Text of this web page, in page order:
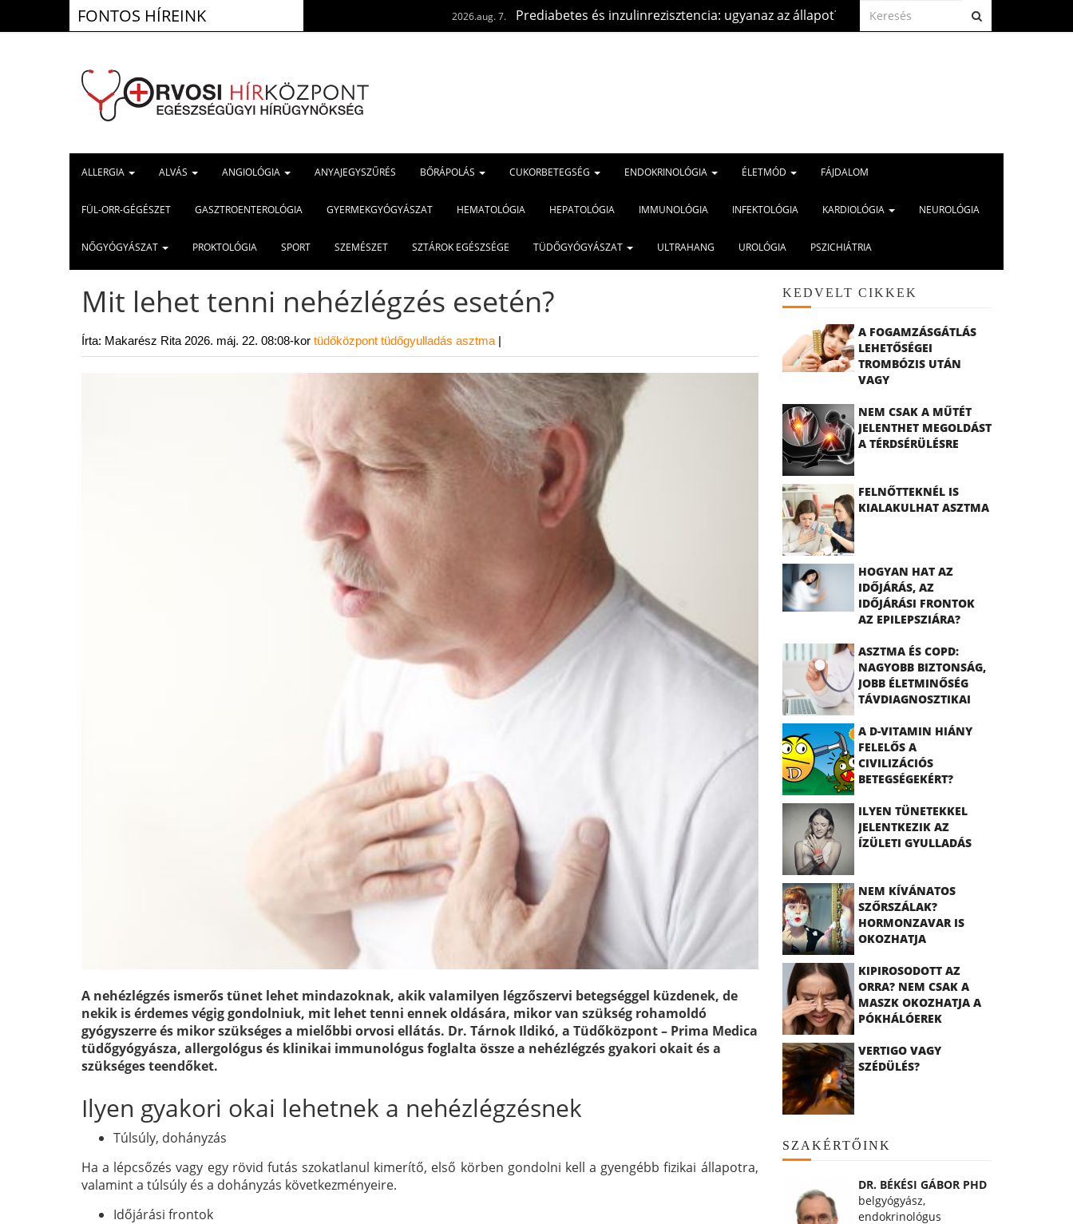
FONTOS HÍREINK Prediabetes és inzulinrezisztencia: ugyanaz az állapot? 2026.aug. 5. Szívbetegség és kánikula: mire kell
ALLERGIA ALVÁS ANGIOLÓGIA ANYAJEGYSZŰRÉS BŐRÁPOLÁS CUKORBETEGSÉG ENDOKRINOLÓGIA ÉLETMÓD FÁJDALOM
FÜL-ORR-GÉGÉSZET GASZTROENTEROLÓGIA GYERMEKGYÓGYÁSZAT HEMATOLÓGIA HEPATOLÓGIA IMMUNOLÓGIA INFEKTOLÓGIA KARDIOLÓGIA NEUROLÓGIA
NŐGYÓGYÁSZAT PROKTOLÓGIA SPORT SZEMÉSZET SZTÁROK EGÉSZSÉGE TÜDŐGYÓGYÁSZAT ULTRAHANG UROLÓGIA PSZICHIÁTRIA
Mit lehet tenni nehézlégzés esetén?
Írta: Makarész Rita 2026. máj. 22. 08:08-kor tüdőközpont tüdőgyulladás asztma |
A nehézlégzés ismerős tünet lehet mindazoknak, akik valamilyen légzőszervi betegséggel küzdenek, de
nekik is érdemes végig gondolniuk, mit lehet tenni ennek oldására, mikor van szükség rohamoldó
gyógyszerre és mikor szükséges a mielőbbi orvosi ellátás. Dr. Tárnok Ildikó, a Tüdőközpont – Prima Medica
tüdőgyógyásza, allergológus és klinikai immunológus foglalta össze a nehézlégzés gyakori okait és a
szükséges teendőket.
Ilyen gyakori okai lehetnek a nehézlégzésnek
Túlsúly, dohányzás
Ha a lépcsőzés vagy egy rövid futás szokatlanul kimerítő, első körben gondolni kell a gyengébb fizikai állapotra,
valamint a túlsúly és a dohányzás következményeire.
Időjárási frontok
KEDVELT CIKKEK
A FOGAMZÁSGÁTLÁS
LEHETŐSÉGEI
TROMBÓZIS UTÁN
VAGY
NEM CSAK A MŰTÉT
JELENTHET MEGOLDÁST
A TÉRDSÉRÜLÉSRE
FELNŐTTEKNÉL IS
KIALAKULHAT ASZTMA
HOGYAN HAT AZ
IDŐJÁRÁS, AZ
IDŐJÁRÁSI FRONTOK
AZ EPILEPSZIÁRA?
ASZTMA ÉS COPD:
NAGYOBB BIZTONSÁG,
JOBB ÉLETMINŐSÉG
TÁVDIAGNOSZTIKAI
A D-VITAMIN HIÁNY
FELELŐS A
CIVILIZÁCIÓS
BETEGSÉGEKÉRT?
ILYEN TÜNETEKKEL
JELENTKEZIK AZ
ÍZÜLETI GYULLADÁS
NEM KÍVÁNATOS
SZŐRSZÁLAK?
HORMONZAVAR IS
OKOZHATJA
KIPIROSODOTT AZ
ORRA? NEM CSAK A
MASZK OKOZHATJA A
PÓKHÁLÓEREK
VERTIGO VAGY
SZÉDÜLÉS?
SZAKÉRTŐINK
DR. BÉKÉSI GÁBOR PHD
belgyógyász,
endokrinológus